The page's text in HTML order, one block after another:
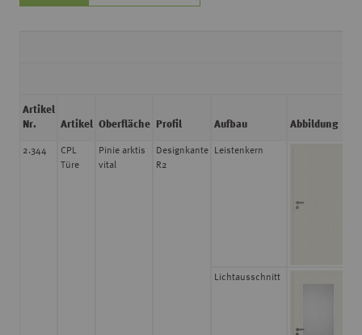
2.344
CPL
Türe
Pinie arktis
vital
Designkante
R2
Leistenkern
Lichtausschnitt
Artikel
Nr.
Artikel Oberfläche Profil Aufbau Abbildung